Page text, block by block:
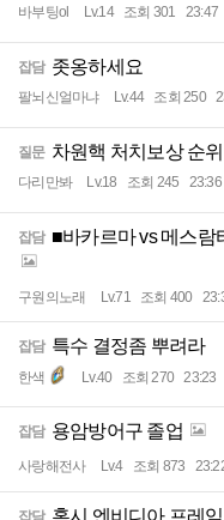
바부팅ol Lv.14 조회 301 23:47
잡담 좃옹하세요
팔뇌신얼마냐 Lv.44 조회 250
질문 차원핵 처치보상 순
다리만봐 Lv.18 조회 245 23:36
잡담 ■바카르마 vs 메스람
구원의노래 Lv.71 조회 400
잡담 특수 결정좀 뿌려라
한색 Lv.40 조회 270 23:23
잡담 용암방어구 졸업
사랑해전사 Lv.4 조회 873
잡담 혹시 엔비디아 프레